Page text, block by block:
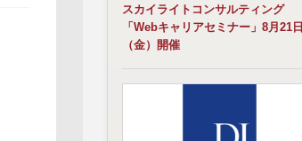
スカイライトコンサルティング
「Webキャリアセミナー」8月21日
（金）開催